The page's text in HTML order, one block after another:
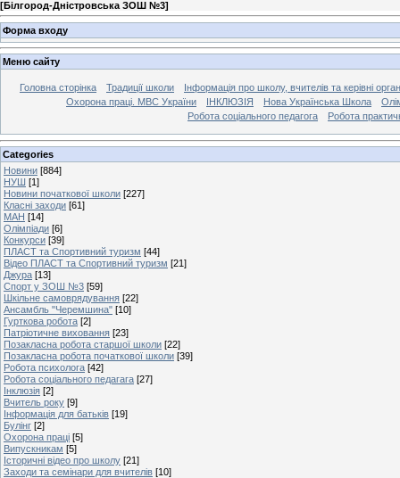
[Білгород-Дністровська ЗОШ №3]
Форма входу
Меню сайту
Головна сторінка Традиції школи
Інформація про школу, вчителів та керівні
Охорона праці. МВС України
ІНКЛЮЗІЯ Нова Українська Школа
Робота соціального педагога
Робота
Categories
Новини [884]
НУШ [1]
Новини початкової школи [227]
Класні заходи [61]
МАН [14]
Олімпіади [6]
Конкурси [39]
ПЛАСТ та Спортивний туризм [44]
Відео ПЛАСТ та Спортивний туризм [21]
Джура [13]
Спорт у ЗОШ №3 [59]
Шкільне самоврядування [22]
Ансамбль "Черемшина" [10]
Гурткова робота [2]
Патріотичне виховання [23]
Позакласна робота старшої школи [22]
Позакласна робота початкової школи [39]
Робота психолога [42]
Робота соціального педагага [27]
Інклюзія [2]
Вчитель року [9]
Інформація для батьків [19]
Булінг [2]
Охорона праці [5]
Випускникам [5]
Історичні відео про школу [21]
Заходи та семінари для вчителів [10]